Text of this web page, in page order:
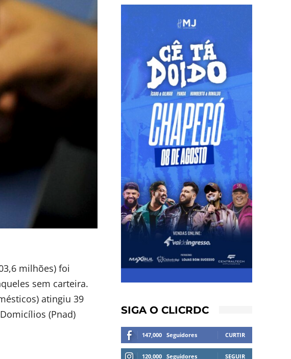
milhões) foi
sem carteira.
atingiu 39
(Pnad)
SIGA O CLICRDC
147,000 Seguidores CURTIR
120,000 Seguidores SEGUIR